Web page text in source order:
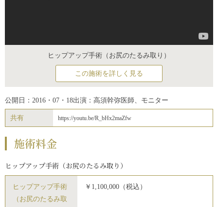
ヒップアップ手術（お尻のたるみ取り）
この施術を詳しく見る
公開日：2016・07・18出演：高須幹弥医師、モニター
共有 https://youtu.be/R_bHx2maZfw
施術料金
ヒップアップ手術（お尻のたるみ取り）
ヒップアップ手術
（お尻のたるみ取
￥1,100,000（税込）